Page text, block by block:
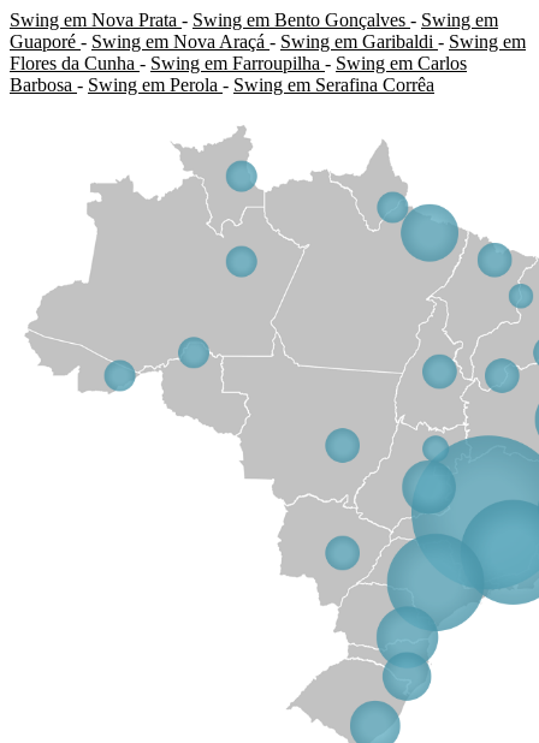
Swing em Nova Prata - Swing em Bento Gonçalves - Swing em
Guaporé - Swing em Nova Araçá - Swing em Garibaldi - Swing em
Flores da Cunha - Swing em Farroupilha - Swing em Carlos
Barbosa - Swing em Perola - Swing em Serafina Corrêa